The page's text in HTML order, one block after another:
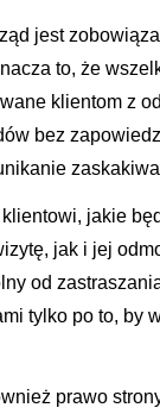
jest
to, że
klientom z
bez
jakie
jak i jej
od
tylko po to, by
prawo